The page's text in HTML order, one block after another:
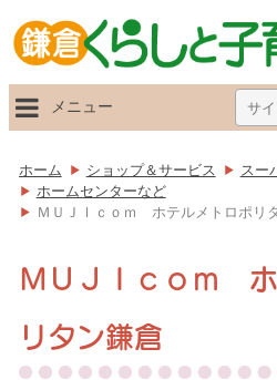
for:
メニュー
ホーム ショップ＆サービス
スー
ホームセンターなど
ＭＵＪＩｃｏｍ ホテルメトロポリ
ＭＵＪＩｃｏｍ
リタン鎌倉